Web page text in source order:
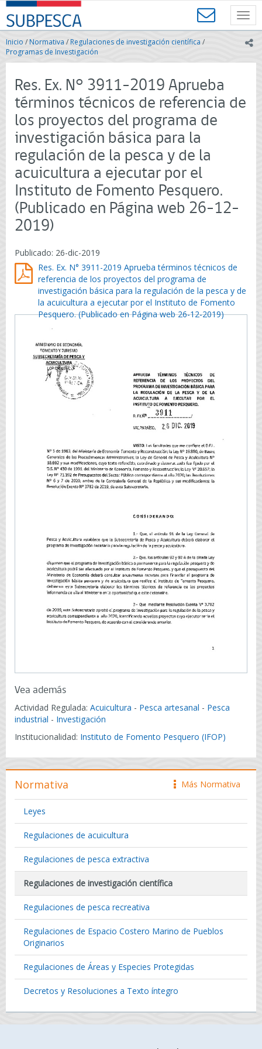
Contenido
principal
SUBPESCA
-
Subsecretaría
de
Pesca
Acuicultura
Gobierno
de
Chile
Inicio /Normativa / Regulaciones de investigación científica /
Programas de Investigación
Res. Ex. N° 3911-2019 Aprueba
términos técnicos de referencia de
los proyectos del programa de
investigación básica para la
regulación de la pesca y de la
acuicultura a ejecutar por el
Instituto de Fomento Pesquero.
(Publicado en Página web 26-12-
2019)
Publicado: 26-dic-2019
Res. Ex. N° 3911-2019 Aprueba términos técnicos de
referencia de los proyectos del programa de
investigación básica para la regulación de la pesca y de
la acuicultura a ejecutar por el Instituto de Fomento
Pesquero. (Publicado en Página web 26-12-2019)
Vea además
Actividad Regulada: Acuicultura - Pesca artesanal - Pesca
industrial - Investigación
Institucionalidad: Instituto de Fomento Pesquero (IFOP)
icono
Más Normativa
Normativa
Leyes
Regulaciones de acuicultura
Regulaciones de pesca extractiva
Regulaciones de investigación científica
Regulaciones de pesca recreativa
Regulaciones de Espacio Costero Marino de Pueblos
Originarios
Regulaciones de Áreas y Especies Protegidas
Decretos y Resoluciones a Texto íntegro